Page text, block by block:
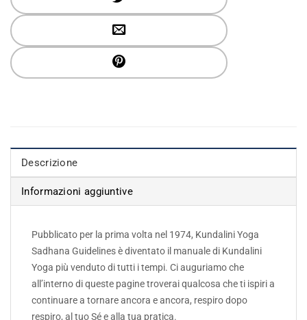
Descrizione
Informazioni aggiuntive
Pubblicato per la prima volta nel 1974, Kundalini Yoga
Sadhana Guidelines è diventato il manuale di Kundalini
Yoga più venduto di tutti i tempi. Ci auguriamo che
all’interno di queste pagine troverai qualcosa che ti ispiri a
continuare a tornare ancora e ancora, respiro dopo
respiro, al tuo Sé e alla tua pratica.